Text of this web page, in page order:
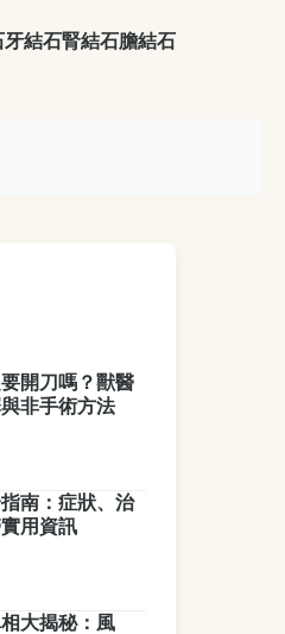
牙結石腎結石膽結石
開刀嗎？獸醫
非手術方法
南：症狀、治
用資訊
大揭秘：風